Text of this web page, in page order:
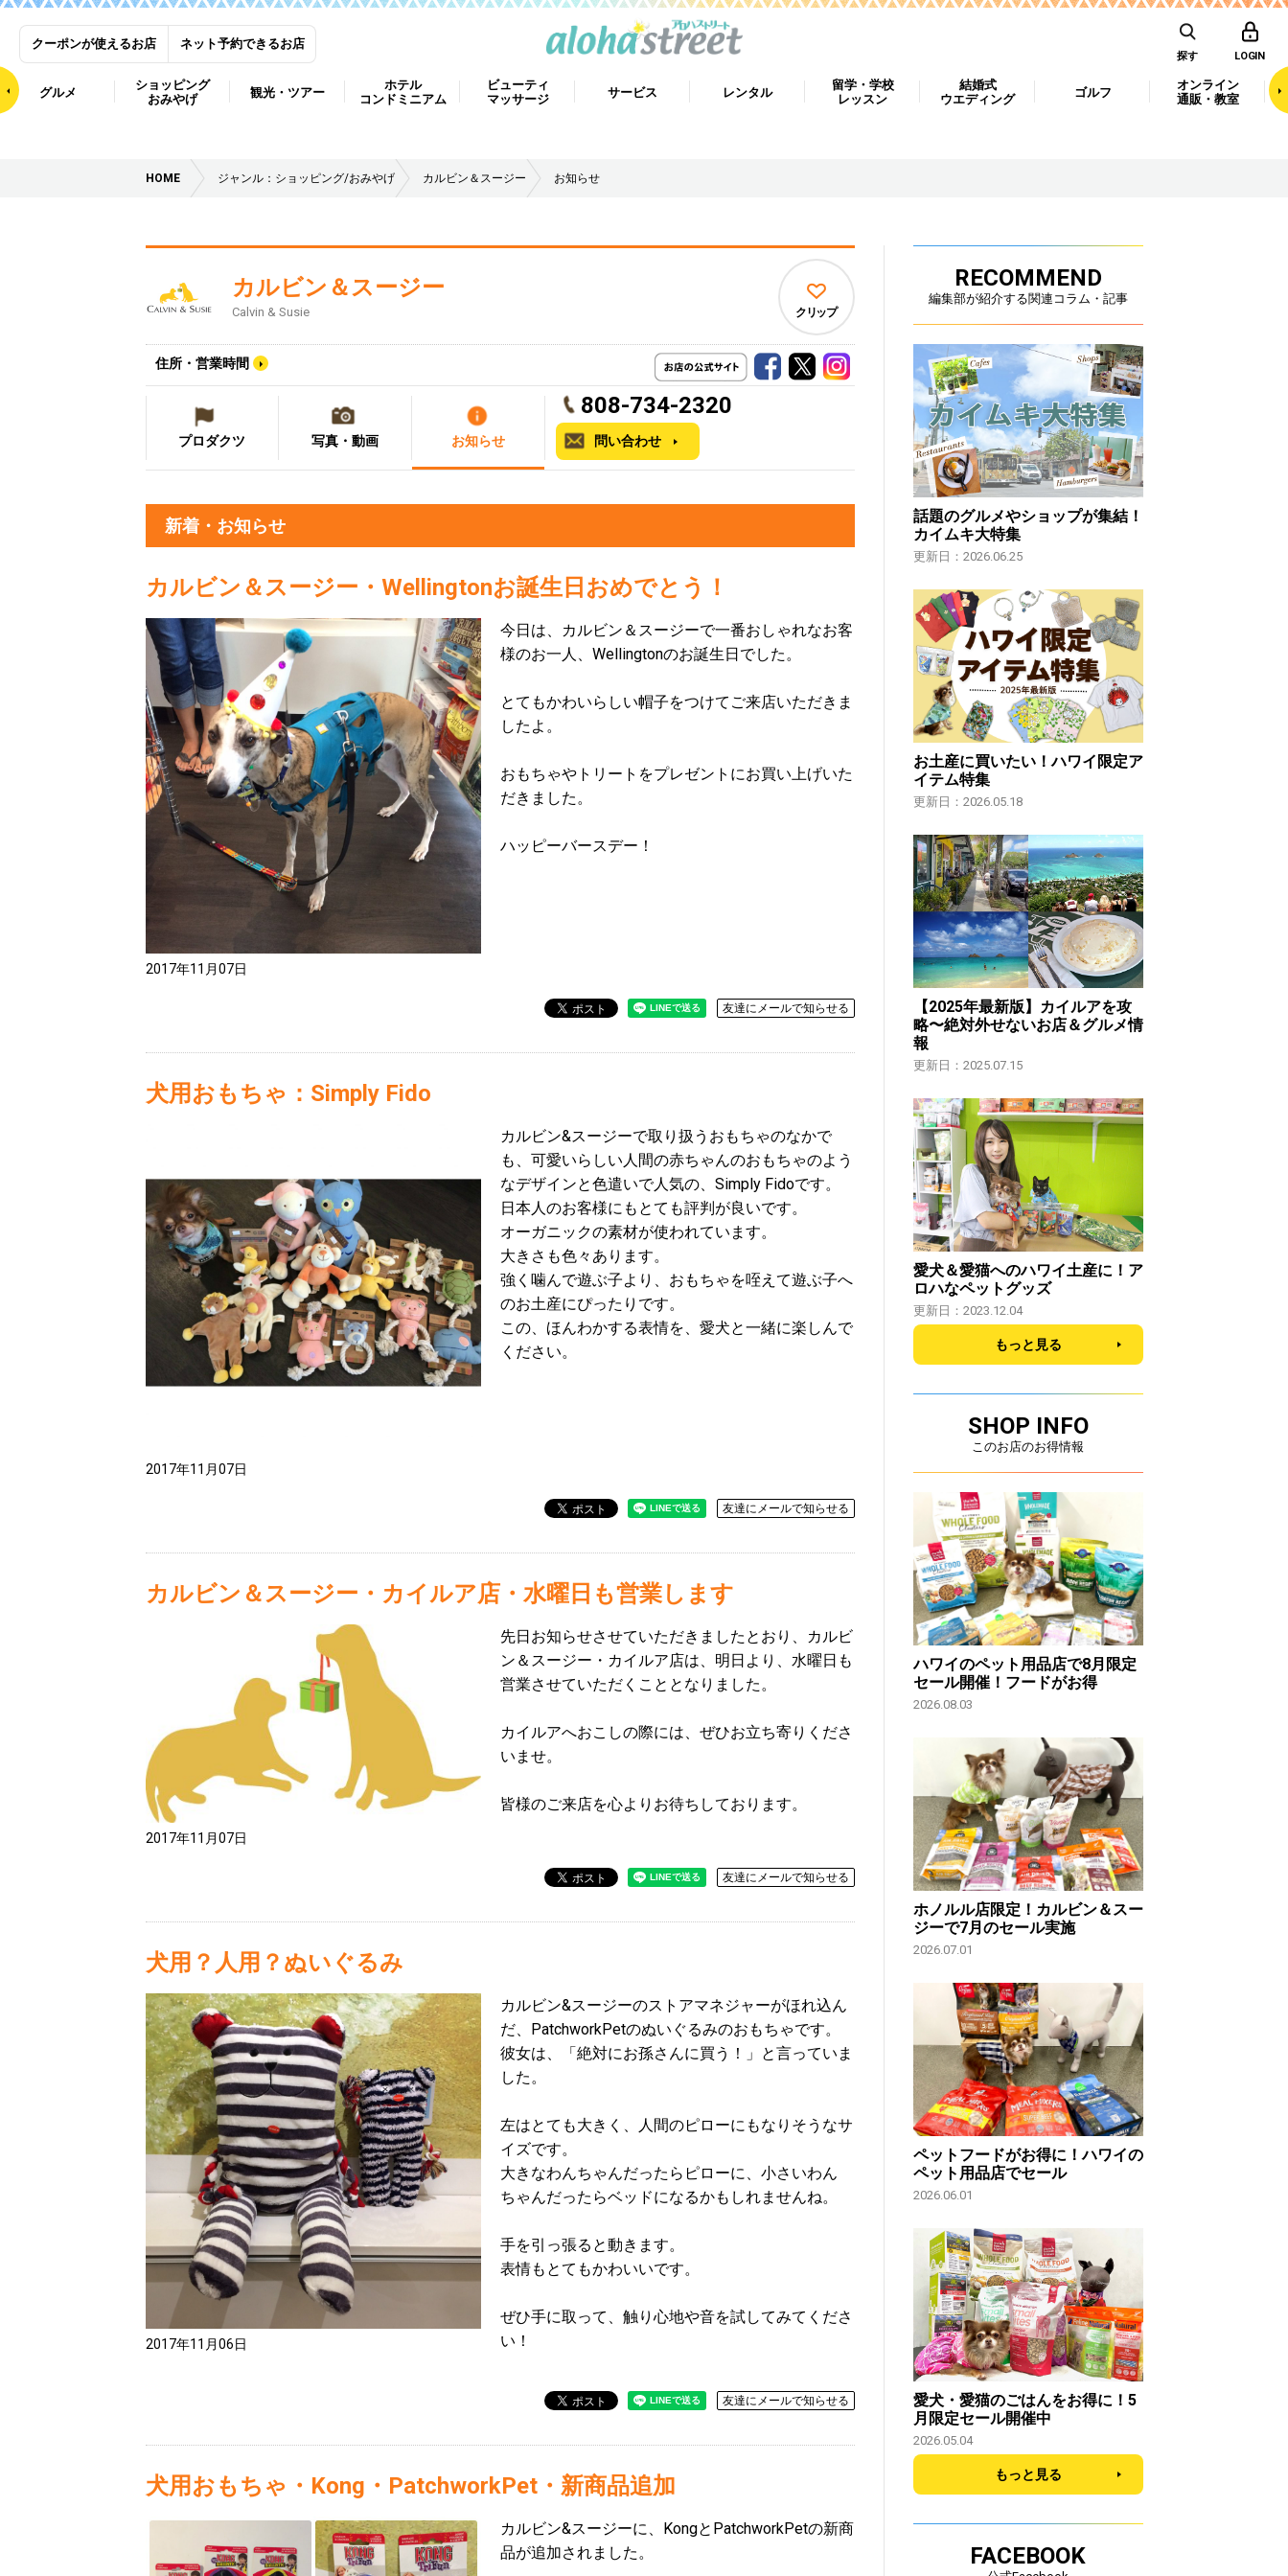
クーポンが使えるお店 ネット予約できるお店
探す LOGIN
グルメ
ショッピング
おみやげ
観光・ツアー
ホテル
コンドミニアム
ビューティ
マッサージ
サービス レンタル
留学・学校
レッスン
結婚式
ウエディング
ゴルフ
オンライン
通販・教室
HOME ジャンル：ショッピング/おみやげ カルビン＆スージー お知らせ
カルビン＆スージー
Calvin & Susie
住所・営業時間
クリップ
プロダクツ 写真・動画 お知らせ
808-734-2320
問い合わせ
新着・お知らせ
カルビン＆スージー・Wellingtonお誕生日おめでとう！
2017年11月07日
今日は、カルビン＆スージーで一番おしゃれなお客
様のお一人、Wellingtonのお誕生日でした。
とてもかわいらしい帽子をつけてご来店いただきま
したよ。
おもちゃやトリートをプレゼントにお買い上げいた
だきました。
ハッピーバースデー！
友達にメールで知らせる
犬用おもちゃ：Simply Fido
2017年11月07日
カルビン&スージーで取り扱うおもちゃのなかで
も、可愛いらしい人間の赤ちゃんのおもちゃのよう
なデザインと色遣いで人気の、Simply Fidoです。
日本人のお客様にもとても評判が良いです。
オーガニックの素材が使われています。
大きさも色々あります。
強く噛んで遊ぶ子より、おもちゃを咥えて遊ぶ子へ
のお土産にぴったりです。
この、ほんわかする表情を、愛犬と一緒に楽しんで
ください。
友達にメールで知らせる
カルビン＆スージー・カイルア店・水曜日も営業します
2017年11月07日
先日お知らせさせていただきましたとおり、カルビ
ン＆スージー・カイルア店は、明日より、水曜日も
営業させていただくこととなりました。
カイルアへおこしの際には、ぜひお立ち寄りくださ
いませ。
皆様のご来店を心よりお待ちしております。
友達にメールで知らせる
犬用？人用？ぬいぐるみ
2017年11月06日
カルビン&スージーのストアマネジャーがほれ込ん
だ、PatchworkPetのぬいぐるみのおもちゃです。
彼女は、「絶対にお孫さんに買う！」と言っていま
した。
左はとても大きく、人間のピローにもなりそうなサ
イズです。
大きなわんちゃんだったらピローに、小さいわん
ちゃんだったらベッドになるかもしれませんね。
手を引っ張ると動きます。
表情もとてもかわいいです。
ぜひ手に取って、触り心地や音を試してみてくださ
い！
友達にメールで知らせる
犬用おもちゃ・Kong・PatchworkPet・新商品追加
カルビン&スージーに、KongとPatchworkPetの新商
品が追加されました。
RECOMMEND
編集部が紹介する関連コラム・記事
話題のグルメやショップが集結！
カイムキ大特集
更新日：2026.06.25
お土産に買いたい！ハワイ限定ア
イテム特集
更新日：2026.05.18
【2025年最新版】カイルアを攻
略〜絶対外せないお店＆グルメ情
報
更新日：2025.07.15
愛犬＆愛猫へのハワイ土産に！ア
ロハなペットグッズ
更新日：2023.12.04
もっと見る
SHOP INFO
このお店のお得情報
ハワイのペット用品店で8月限定
セール開催！フードがお得
2026.08.03
ホノルル店限定！カルビン＆スー
ジーで7月のセール実施
2026.07.01
ペットフードがお得に！ハワイの
ペット用品店でセール
2026.06.01
愛犬・愛猫のごはんをお得に！5
月限定セール開催中
2026.05.04
もっと見る
FACEBOOK